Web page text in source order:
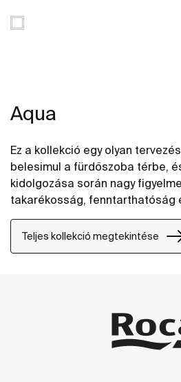
Aqua
Ez a kollekció egy olyan
belesimul a fürdőszoba térbe,
kidolgozása során nagy
takarékosság, fenntarthatóság
elveire minden egyes elem
Teljes kollekció megtekintése